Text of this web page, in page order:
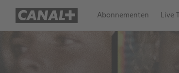
Abonnementen Live